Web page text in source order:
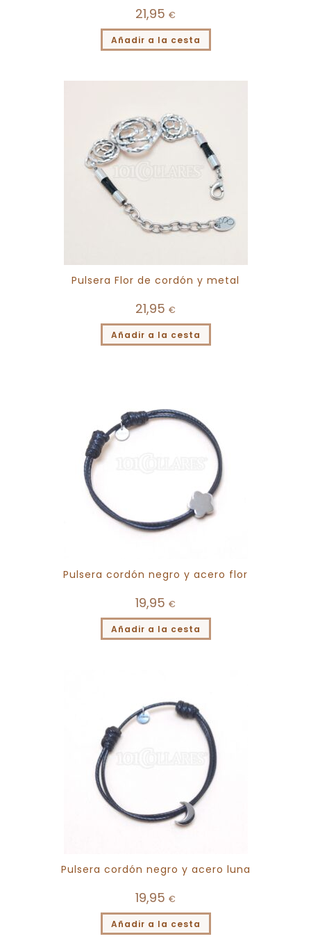
21,95 €
Añadir a la cesta
Pulsera Flor de cordón y metal
21,95 €
Añadir a la cesta
Pulsera cordón negro y acero flor
19,95 €
Añadir a la cesta
Pulsera cordón negro y acero luna
19,95 €
Añadir a la cesta